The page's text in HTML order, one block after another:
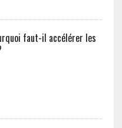
faut-il accélérer les